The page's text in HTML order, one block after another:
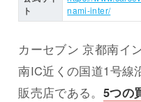
ト
nami-inter/
カーセブン 京都南イ
南IC近くの国道1号線
販売店である。 5つの